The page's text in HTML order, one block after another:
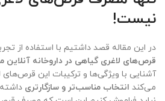
نیست!
در این مقاله قصد داشتیم با استفاده از
قرص‌های لاغری گیاهی در داروخانه
آشنایی با ویژگی‌ها و ترکیبات این
می‌کند انتخاب مناسب‌تر و سازگارتری